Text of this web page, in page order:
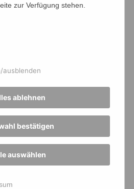
zur Verfügung stehen.
ausblenden
ablehnen
bestätigen
auswählen